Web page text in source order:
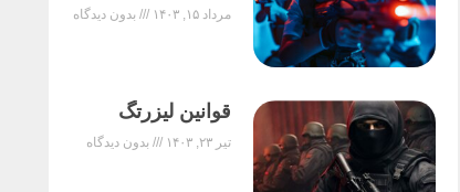
مرداد ۱۵, ۱۴۰۳ بدون دیدگاه
قوانین لیزرتگ
تیر ۲۳, ۱۴۰۳ بدون دیدگاه